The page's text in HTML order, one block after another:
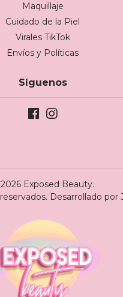
Maquillaje
Cuidado de la Piel
Virales TikTok
Envíos y Políticas
Síguenos
Exposed Beauty.
Desarrollado por